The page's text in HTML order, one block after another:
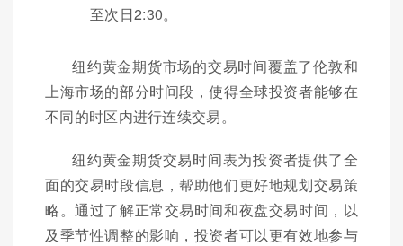
至次日2:30。
纽约黄金期货市场的交易时间覆盖了伦敦和
上海市场的部分时间段，使得全球投资者能够在
不同的时区内进行连续交易。
纽约黄金期货交易时间表为投资者提供了全
面的交易时段信息，帮助他们更好地规划交易策
略。通过了解正常交易时间和夜盘交易时间，以
及季节性调整的影响，投资者可以更有效地参与